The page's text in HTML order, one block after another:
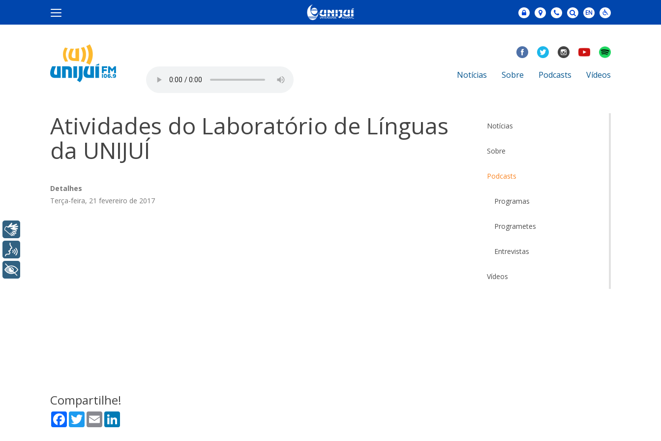
Notícias Sobre Podcasts Vídeos
Atividades do Laboratório de Línguas
da UNIJUÍ
Detalhes
Terça-feira, 21 fevereiro de 2017
Compartilhe!
Facebook
TwitterEmail
Notícias
Sobre
Podcasts
Programas
Programetes
Entrevistas
Vídeos